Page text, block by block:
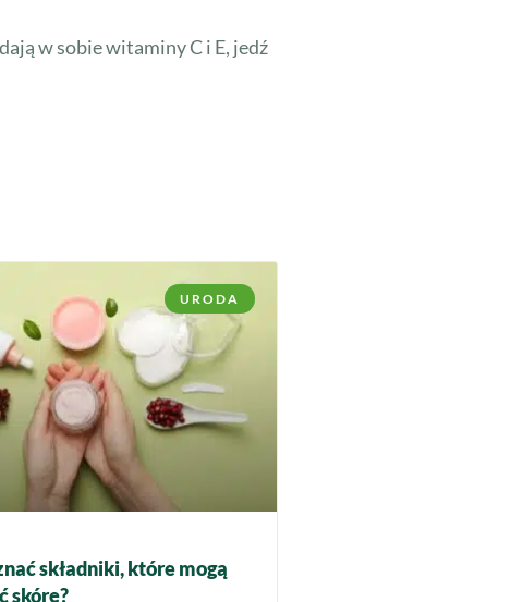
w sobie witaminy C i E, jedź
URODA
składniki, które mogą
skórę?